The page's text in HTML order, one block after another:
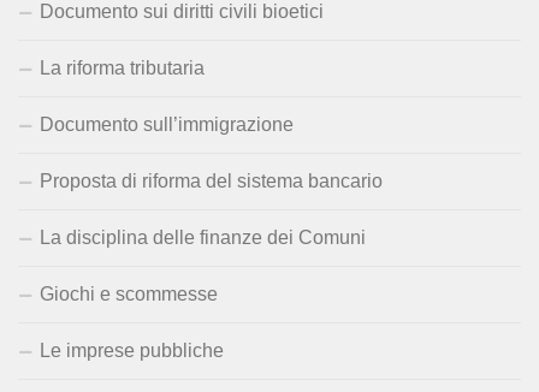
Documento sui diritti civili bioetici
La riforma tributaria
Documento sull’immigrazione
Proposta di riforma del sistema bancario
La disciplina delle finanze dei Comuni
Giochi e scommesse
Le imprese pubbliche